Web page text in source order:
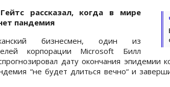
рассказал, когда в мире
пандемия
бизнесмен, один из
корпорации Microsoft Билл
дату окончания эпидемии
“не будет длиться вечно“ и